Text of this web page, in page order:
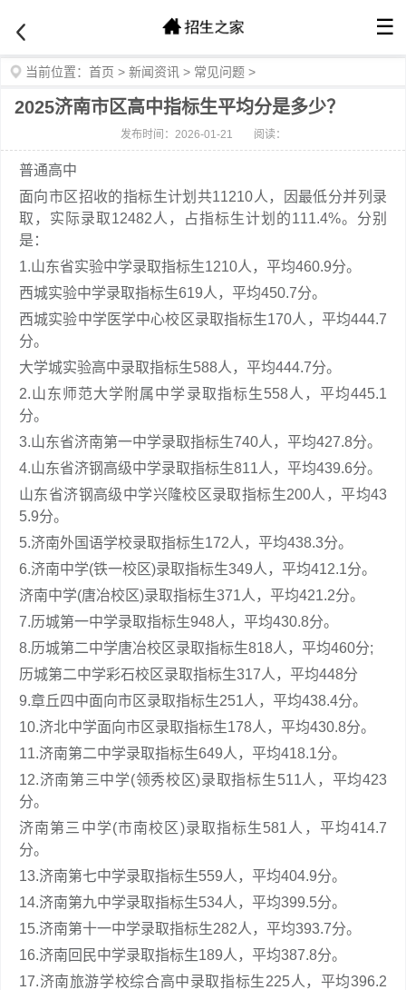
☰
当前位置： 首页 > 新闻资讯 > 常见问题 >
2025济南市区高中指标生平均分是多少？
发布时间：2026-01-21 阅读：
普通高中
面向市区招收的指标生计划共11210人，因最低分并列录
取，实际录取12482人，占指标生计划的111.4%。分别
是：
1.山东省实验中学录取指标生1210人，平均460.9分。
西城实验中学录取指标生619人，平均450.7分。
西城实验中学医学中心校区录取指标生170人，平均444.7
分。
大学城实验高中录取指标生588人，平均444.7分。
2.山东师范大学附属中学录取指标生558人，平均445.1
分。
3.山东省济南第一中学录取指标生740人，平均427.8分。
4.山东省济钢高级中学录取指标生811人，平均439.6分。
山东省济钢高级中学兴隆校区录取指标生200人，平均43
5.9分。
5.济南外国语学校录取指标生172人，平均438.3分。
6.济南中学(铁一校区)录取指标生349人，平均412.1分。
济南中学(唐冶校区)录取指标生371人，平均421.2分。
7.历城第一中学录取指标生948人，平均430.8分。
8.历城第二中学唐冶校区录取指标生818人，平均460分;
历城第二中学彩石校区录取指标生317人，平均448分
9.章丘四中面向市区录取指标生251人，平均438.4分。
10.济北中学面向市区录取指标生178人，平均430.8分。
11.济南第二中学录取指标生649人，平均418.1分。
12.济南第三中学(领秀校区)录取指标生511人，平均423
分。
济南第三中学(市南校区)录取指标生581人，平均414.7
分。
13.济南第七中学录取指标生559人，平均404.9分。
14.济南第九中学录取指标生534人，平均399.5分。
15.济南第十一中学录取指标生282人，平均393.7分。
16.济南回民中学录取指标生189人，平均387.8分。
17.济南旅游学校综合高中录取指标生225人，平均396.2